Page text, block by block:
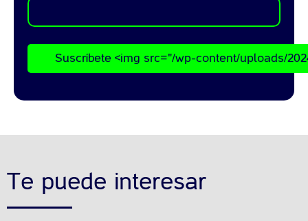
Suscríbete <img src="/wp-content/uploads/
Te puede interesar